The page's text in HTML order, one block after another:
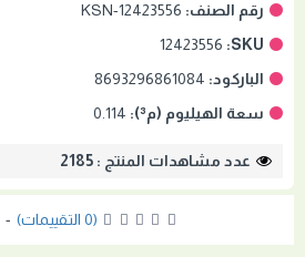
رقم الصنف: KSN-12423556
SKU:
12423556
الباركود: 8693296861084
سعة الهيليوم (م³):
0.114
عدد مشاهدات المنتج : 2185
(0 التقييمات) -